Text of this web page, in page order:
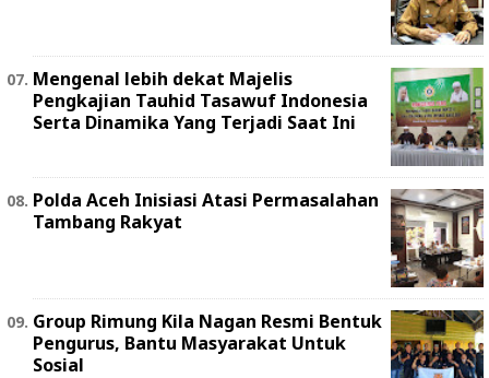
Mengenal lebih dekat Majelis
Pengkajian Tauhid Tasawuf Indonesia
Serta Dinamika Yang Terjadi Saat Ini
Polda Aceh Inisiasi Atasi Permasalahan
Tambang Rakyat
Group Rimung Kila Nagan Resmi Bentuk
Pengurus, Bantu Masyarakat Untuk
Sosial